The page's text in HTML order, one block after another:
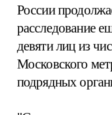
России
расследование
девяти лиц из
Московского
подрядных